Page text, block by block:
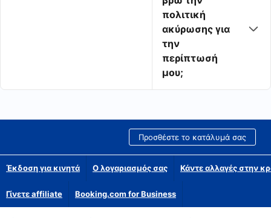
πολιτική
ακύρωσης για
την
περίπτωσή
μου;
Προσθέστε το κατάλυμά σας
Έκδοση για κινητά Ο λογαριασμός σας Κάντε αλλαγές στην
Γίνετε affiliate Booking.com for Business